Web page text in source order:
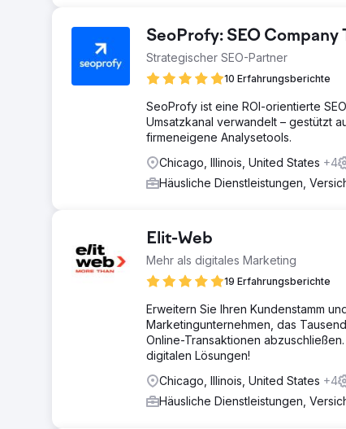
SeoProfy: SEO Company
Strategischer SEO-Partner
10 Erfahrungsberichte
SeoProfy ist eine ROI-orientierte
Umsatzkanal verwandelt – gestützt
firmeneigene Analysetools.
Chicago, Illinois, United States +4
Häusliche Dienstleistungen,
Elit-Web
Mehr als digitales Marketing
19 Erfahrungsberichte
Erweitern Sie Ihren Kundenstamm
Marketingunternehmen, das
Online-Transaktionen
digitalen Lösungen!
Chicago, Illinois, United States +4
Häusliche Dienstleistungen,